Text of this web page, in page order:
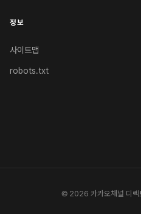
정보
사이트맵
robots.txt
© 2026 카카오채널 디